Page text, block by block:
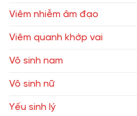
Viêm nhiễm âm đạo
Viêm quanh khớp vai
Vô sinh nam
Vô sinh nữ
Yếu sinh lý